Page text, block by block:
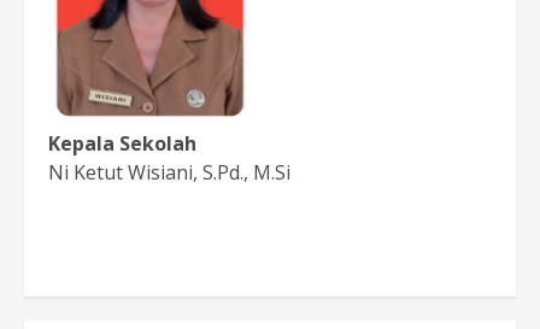
Kepala Sekolah
Ni Ketut Wisiani, S.Pd., M.Si